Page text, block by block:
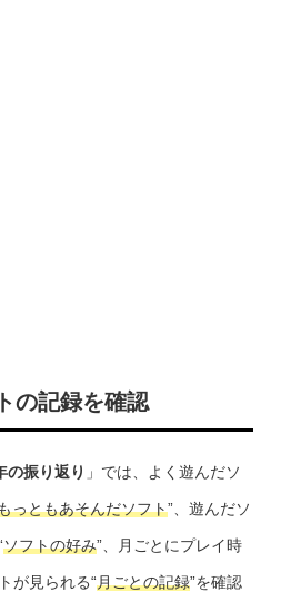
の記録を確認
振り返り 」では、よく遊んだソ
っともあそんだソフト”、遊んだソ
ソフトの好み”、月ごとにプレイ時
が見られる“月ごとの記録”を確認